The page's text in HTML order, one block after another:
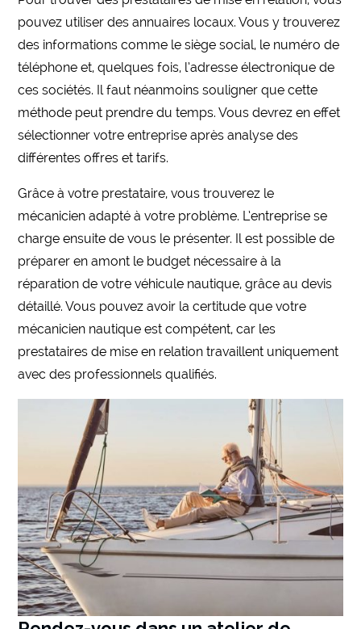
pouvez utiliser des annuaires locaux. Vous y trouverez
des informations comme le siège social, le numéro de
téléphone et, quelques fois, l’adresse électronique de
ces sociétés. Il faut néanmoins souligner que cette
méthode peut prendre du temps. Vous devrez en effet
sélectionner votre entreprise après analyse des
différentes offres et tarifs.
Grâce à votre prestataire, vous trouverez le
mécanicien adapté à votre problème. L’entreprise se
charge ensuite de vous le présenter. Il est possible de
préparer en amont le budget nécessaire à la
réparation de votre véhicule nautique, grâce au devis
détaillé. Vous pouvez avoir la certitude que votre
mécanicien nautique est compétent, car les
prestataires de mise en relation travaillent uniquement
avec des professionnels qualifiés.